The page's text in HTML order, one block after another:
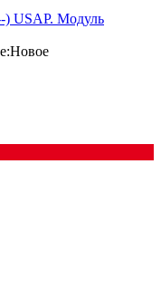
) USAP. Модуль
Новое